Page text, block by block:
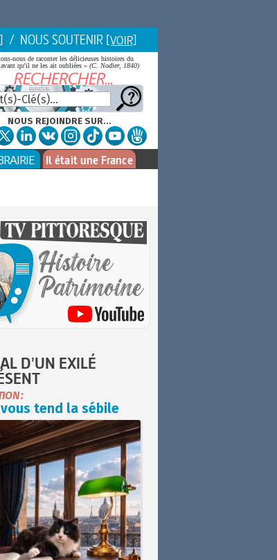
/ NOUS SOUTENIR [VOIR]
nous de raconter les délicieuses histoires du
qu'il ne les ait oubliées » (C. Nodier, 1840)
NOUS REJOINDRE SUR...
Il était une France
D'UN EXILÉ
:
tend la sébile